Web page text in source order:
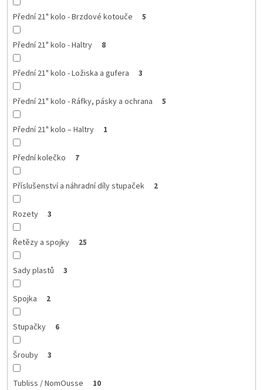
Přední 21" kolo - Brzdové kotouče 5
Přední 21" kolo - Haltry 8
Přední 21" kolo - Ložiska a gufera 3
Přední 21" kolo - Ráfky, pásky a ochrana 5
Přední 21" kolo – Haltry 1
Přední kolečko 7
Příslušenství a náhradní díly stupaček 2
Rozety 3
Řetězy a spojky 25
Sady plastů 3
Spojka 2
Stupačky 6
Šrouby 3
Tubliss / NomOusse 10